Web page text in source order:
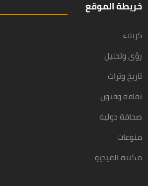
خريطة الموقع
كربلاء
رؤى وتحليل
تاريخ وتراث
ثقافة وفنون
صحافة دولية
منوعات
مكتبة الفيديو